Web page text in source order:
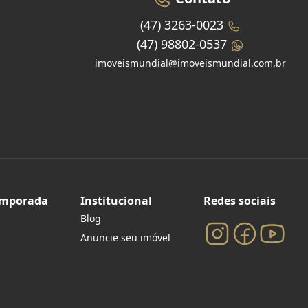
(47) 3263-0023
(47) 98802-0537
imoveismundial@imoveismundial.com.br
Institucional
Blog
Anuncie seu imóvel
Redes sociais